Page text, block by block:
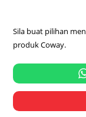
Sila buat pilihan
produk Coway.